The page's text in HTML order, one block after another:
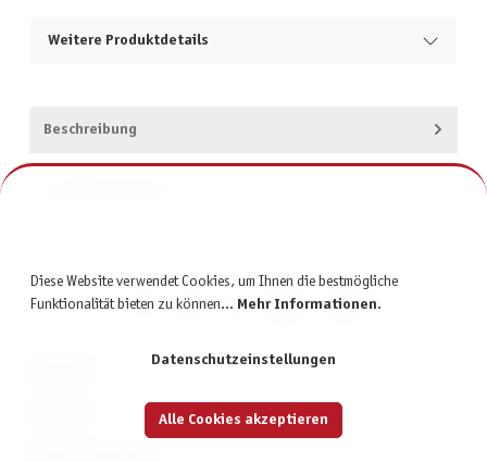
Weitere Produktdetails
Beschreibung
Diese Website verwendet Cookies, um Ihnen die bestmögliche
Funktionalität bieten zu können... Mehr Informationen.
Datenschutzeinstellungen
Alle Cookies akzeptieren